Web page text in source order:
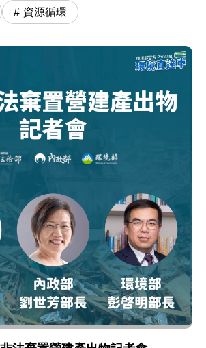
資源循環